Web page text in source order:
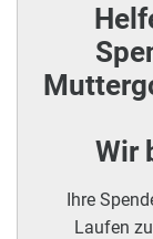
Wir
Ihre
Laufen